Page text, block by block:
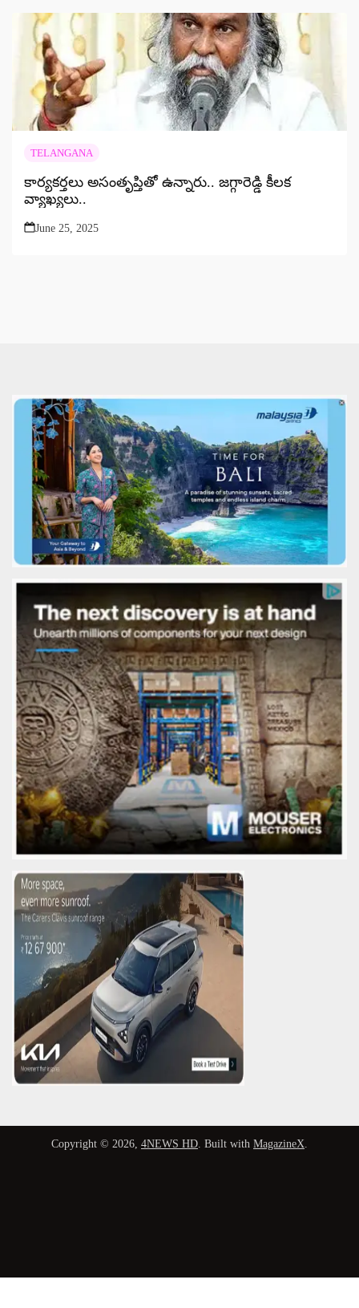
TELANGANA
కార్యకర్తలు అసంతృప్తితో ఉన్నారు.. జగ్గారెడ్డి కీలక
వ్యాఖ్యలు..
June 25, 2025
Copyright © 2026, 4NEWS HD. Built with MagazineX.